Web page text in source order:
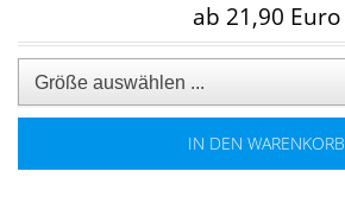
ab 21,90 Euro
IN DEN WARENKORB